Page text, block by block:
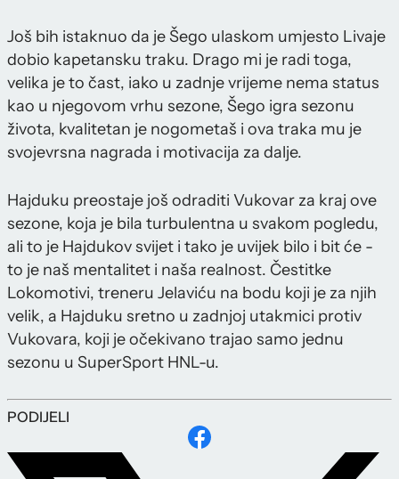
Još bih istaknuo da je Šego ulaskom umjesto Livaje
dobio kapetansku traku. Drago mi je radi toga,
velika je to čast, iako u zadnje vrijeme nema status
kao u njegovom vrhu sezone, Šego igra sezonu
života, kvalitetan je nogometaš i ova traka mu je
svojevrsna nagrada i motivacija za dalje.
Hajduku preostaje još odraditi Vukovar za kraj ove
sezone, koja je bila turbulentna u svakom pogledu,
ali to je Hajdukov svijet i tako je uvijek bilo i bit će -
to je naš mentalitet i naša realnost. Čestitke
Lokomotivi, treneru Jelaviću na bodu koji je za njih
velik, a Hajduku sretno u zadnjoj utakmici protiv
Vukovara, koji je očekivano trajao samo jednu
sezonu u SuperSport HNL-u.
PODIJELI